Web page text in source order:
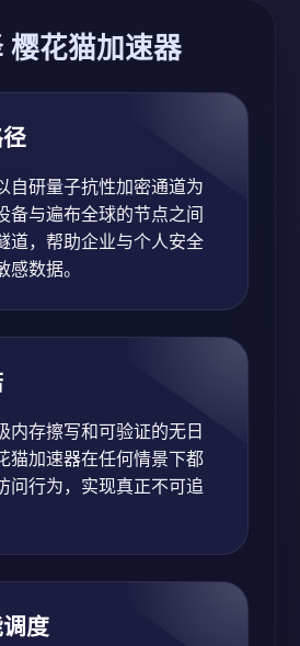
樱花猫加速器
自研量子抗性加密通道为
备与遍布全球的节点之间
道，帮助企业与个人安全
数据。
内存擦写和可验证的无日
猫加速器在任何情景下都
问行为，实现真正不可追
度